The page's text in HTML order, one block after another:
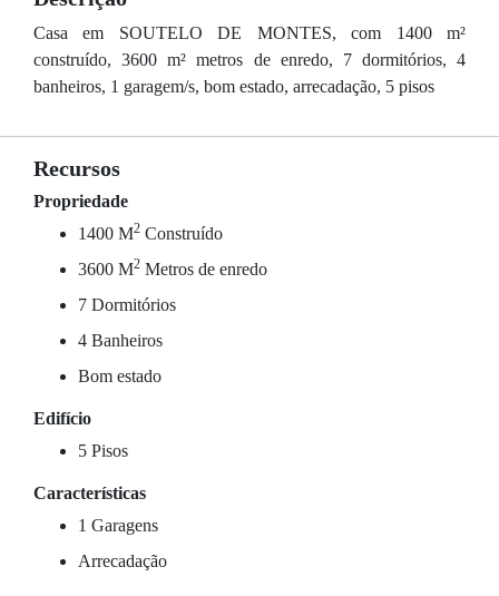
Casa em SOUTELO DE MONTES, com 1400 m²
construído, 3600 m² metros de enredo, 7 dormitórios, 4
banheiros, 1 garagem/s, bom estado, arrecadação, 5 pisos
Recursos
Propriedade
1400 M2 Construído
3600 M2 Metros de enredo
7 Dormitórios
4 Banheiros
Bom estado
Edifício
5 Pisos
Características
1 Garagens
Arrecadação